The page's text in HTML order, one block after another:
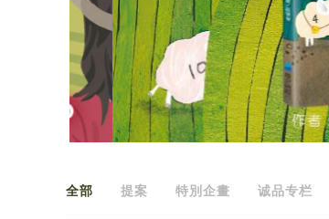
全部 提案 特別企畫 诚品专栏